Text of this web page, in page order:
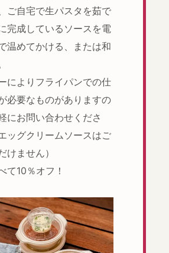
ご自宅で生パスタを茹で
完成しているソースを電
温めてかける、または和
によりフライパンでの仕
必要なものがありますの
にお問い合わせくださ
ッグクリームソースはご
けません）
て10％オフ！